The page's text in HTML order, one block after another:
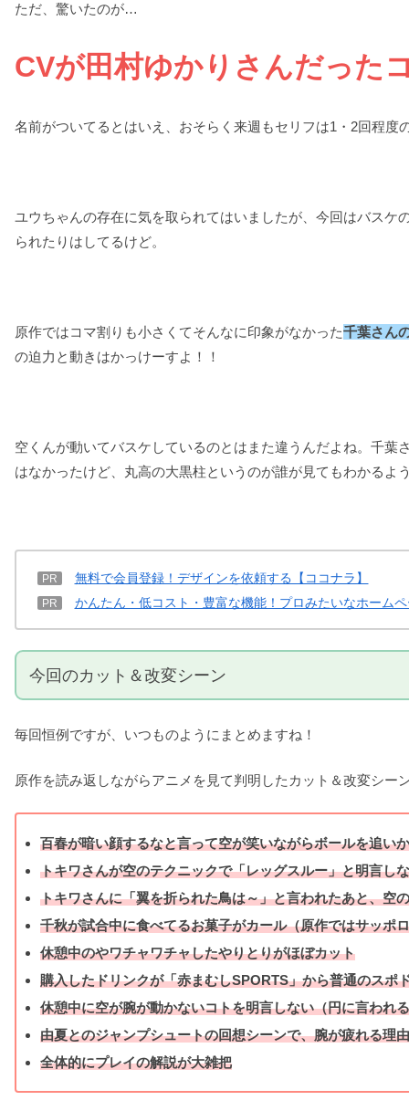
ただ、驚いたのが…
CVが田村ゆかりさんだった
名前がついてるとはいえ、おそらく来週もセリフは1・2回程
ユウちゃんの存在に気を取られてはいましたが、今回はバス
られたりはしてるけど。
原作ではコマ割りも小さくてそんなに印象がなかった千葉さん
の迫力と動きはかっけーすよ！！
空くんが動いてバスケしているのとはまた違うんだよね。千
はなかったけど、丸高の大黒柱というのが誰が見てもわかるよ
PR 無料で会員登録！デザインを依頼する【ココナラ】
PR かんたん・低コスト・豊富な機能！プロみたいなホーム
今回のカット＆改変シーン
毎回恒例ですが、いつものようにまとめますね！
原作を読み返しながらアニメを見て判明したカット＆改変シー
百春が暗い顔するなと言って空が笑いながらボールを追い
トキワさんが空のテクニックで「レッグスルー」と明言し
トキワさんに「翼を折られた鳥は～」と言われたあと、空
千秋が試合中に食べてるお菓子がカール（原作ではサッポ
休憩中のやワチャワチャしたやりとりがほぼカット
購入したドリンクが「赤まむしSPORTS」から普通のスポ
休憩中に空が腕が動かないコトを明言しない（円に言われ
由夏とのジャンプシュートの回想シーンで、腕が疲れる理
全体的にプレイの解説が大雑把